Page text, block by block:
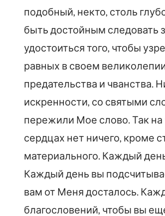
подобный, некто, столь
быть достойным следовать
удостоиться того, чтобы
равных в своем
предательства и чванства.
искренности, со святыми
пережили Мое слово. Так на
сердцах нет ничего, кроме
материального. Каждый
Каждый день вы
вам от Меня досталось.
благословений, чтобы вы